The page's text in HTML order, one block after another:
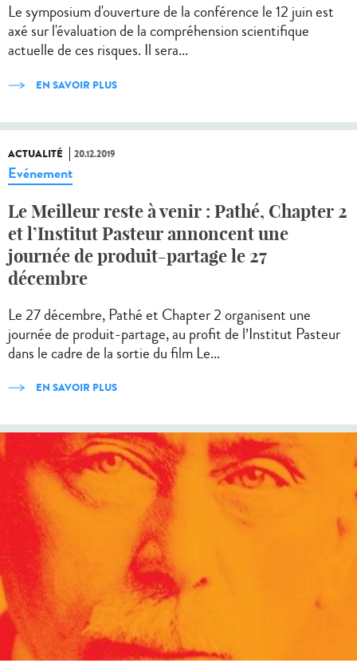
Le symposium d'ouverture de la conférence le 12 juin est
axé sur l'évaluation de la compréhension scientifique
actuelle de ces risques. Il sera...
EN SAVOIR PLUS
ACTUALITÉ 20.12.2019
Evénement
Le Meilleur reste à venir : Pathé, Chapter 2
et l’Institut Pasteur annoncent une
journée de produit-partage le 27
décembre
Le 27 décembre, Pathé et Chapter 2 organisent une
journée de produit-partage, au profit de l’Institut Pasteur
dans le cadre de la sortie du film Le...
EN SAVOIR PLUS